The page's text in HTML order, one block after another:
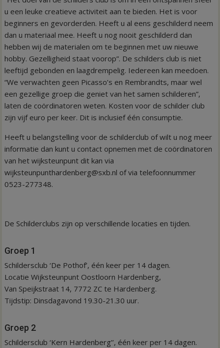
u een leuke creatieve activiteit aan te bieden. Het is voor
beginners en gevorderden. Heeft u al eens geschilderd neem
dan u materiaal mee. Heeft u nog nooit geschilderd dan
hebben wij de materialen om te beginnen met uw nieuwe
hobby. Gezelligheid staat voorop”. De schilders club is niet
leeftijd gebonden en laagdrempelig. Iedereen kan meedoen.
“We verwachten geen Picasso’s en Rembrandts, maar wel
een gezellige groep die geniet van het samen schilderen”,
laten de coördinatoren weten. Kosten voor de schilder club
zijn vijf euro per keer. Dit is inclusief één consumptie.
Heeft u belangstelling voor de schilderclub of wilt u nog meer
informatie dan kunt u contact opnemen met de coördinatoren
van het wijksteunpunt dit kan via
wijksteunpunthardenberg@sxb.nl of via telefoonnummer
0523-277348.
De Schilderclubs zijn op verschillende locaties en tijden.
Groep 1
Schildersclub ‘De Pothof’, één keer per 14 dagen.
Locatie Wijksteunpunt Oostloorn Hardenberg,
Van Speijkstraat 14, 7772 ZC te Hardenberg.
Tijdstip: Dinsdagavond 19.30-21.30 uur.
Groep 2
Schildersclub ‘Kern Hardenberg’’, één keer per 14 dagen.